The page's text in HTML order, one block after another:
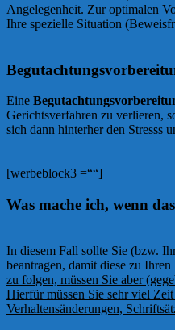
Angelegenheit. Zur optimalen
Ihre spezielle Situation
Eine
Gerichtsverfahren zu verlieren,
sich dann hinterher den Stresss
[werbeblock3 =““]
Was mache ich, wenn
In diesem Fall sollte Sie (bzw.
beantragen, damit diese zu
zu folgen, müssen Sie aber
Hierfür müssen Sie sehr viel
Verhaltensänderungen,